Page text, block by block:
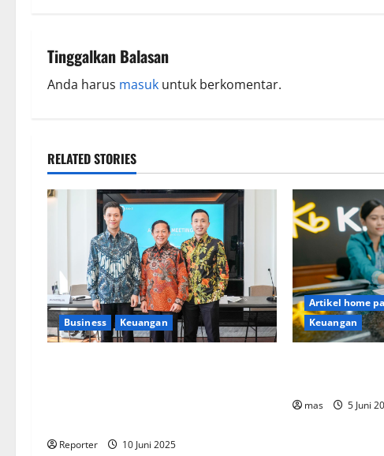
Tinggalkan Balasan
Anda harus masuk untuk berkomentar.
RELATED STORIES
Business Keuangan
Reporter 10 Juni 2025
Artikel home
Keuangan
mas 5 Juni